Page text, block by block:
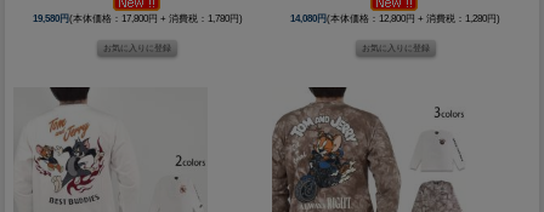
19,580円(本体価格：17,800円 + 消費税：1,780円) 14,080円(本体価格：12,800円 + 消費税：1,280円)